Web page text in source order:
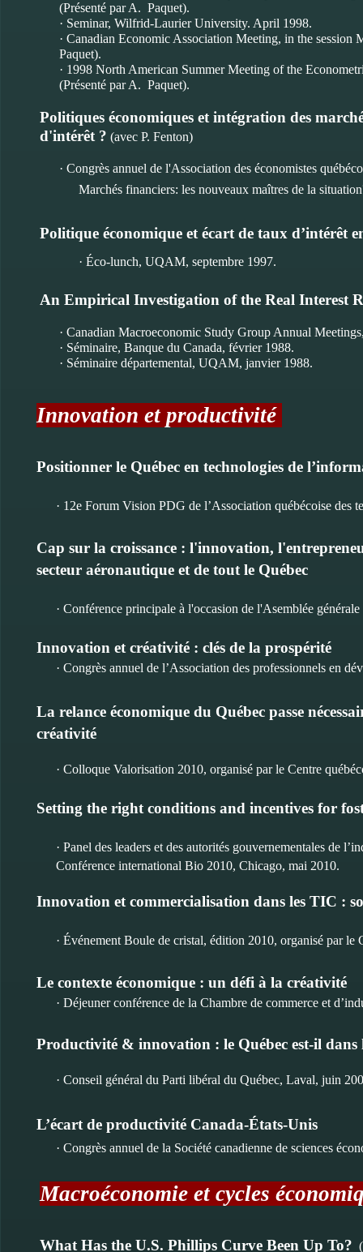
(Présenté par A. Paquet).
· Seminar, Wilfrid-Laurier University. April 1998.
· Canadian Economic Association Meeting, in the
Paquet).
· 1998 North American Summer Meeting of the
(Présenté par A. Paquet).
Politiques économiques et intégration des
d'intérêt ? (avec P. Fenton)
· Congrès annuel de l'Association des économistes
Marchés financiers: les nouveaux maîtres de la
Politique économique et écart de taux d’intérêt
· Éco-lunch, UQAM, septembre 1997.
An Empirical Investigation of the Real Interest
· Canadian Macroeconomic Study Group Annual
· Séminaire, Banque du Canada, février 1988.
· Séminaire départemental, UQAM, janvier 1988.
Innovation et productivité
Positionner le Québec en technologies de
· 12e Forum Vision PDG de l’Association québécoise des
Cap sur la croissance : l'innovation,
secteur aéronautique et de tout le Québec
· Conférence principale à l'occasion de l'Asemblée
Innovation et créativité : clés de la prospérité
· Congrès annuel de l’Association des professionnels en
La relance économique du Québec passe
créativité
· Colloque Valorisation 2010, organisé par le Centre
Setting the right conditions and incentives for
· Panel des leaders et des autorités gouvernementales de
Conférence international Bio 2010, Chicago, mai 2010.
Innovation et commercialisation dans les TIC :
· Événement Boule de cristal, édition 2010, organisé par
Le contexte économique : un défi à la créativité
· Déjeuner conférence de la Chambre de commerce et
Productivité & innovation : le Québec est-il dans
· Conseil général du Parti libéral du Québec, Laval, juin
L’écart de productivité Canada-États-Unis
· Congrès annuel de la Société canadienne de sciences
Macroéconomie et cycles
What Has the U.S. Phillips Curve Been Up To?